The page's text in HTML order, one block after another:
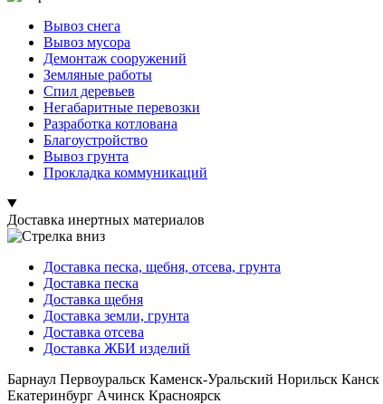
Вывоз снега
Вывоз мусора
Демонтаж сооружений
Земляные работы
Спил деревьев
Негабаритные перевозки
Разработка котлована
Благоустройство
Вывоз грунта
Прокладка коммуникаций
Доставка инертных материалов
Доставка песка, щебня, отсева, грунта
Доставка песка
Доставка щебня
Доставка земли, грунта
Доставка отсева
Доставка ЖБИ изделий
Барнаул Первоуральск Каменск-Уральский Норильск
Екатеринбург Ачинск Красноярск